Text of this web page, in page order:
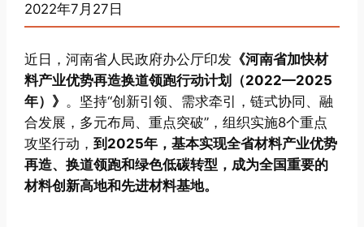
2022年7月27日
近日，河南省人民政府办公厅印发 《河南省加快材
料产业优势再造换道领跑行动计划（2022—2025
年）》 。坚持“创新引领、需求牵引，链式协同、融
合发展，多元布局、重点突破”，组织实施8个重点
攻坚行动，到2025年，基本实现全省材料产业优势
再造、换道领跑和绿色低碳转型，成为全国重要的
材料创新高地和先进材料基地。